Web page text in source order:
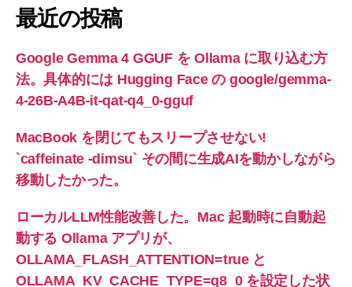
っ
た。”
最近の投稿
Google Gemma 4 GGUF を Ollama に取り込む方
法。具体的には Hugging Face の google/gemma-
4-26B-A4B-it-qat-q4_0-gguf
MacBook を閉じてもスリープさせない!
`caffeinate -dimsu` その間に生成AIを動かしながら
移動したかった。
ローカルLLM性能改善した。Mac 起動時に自動起
動する Ollama アプリが、
OLLAMA_FLASH_ATTENTION=true と
OLLAMA_KV_CACHE_TYPE=q8_0 を設定した状